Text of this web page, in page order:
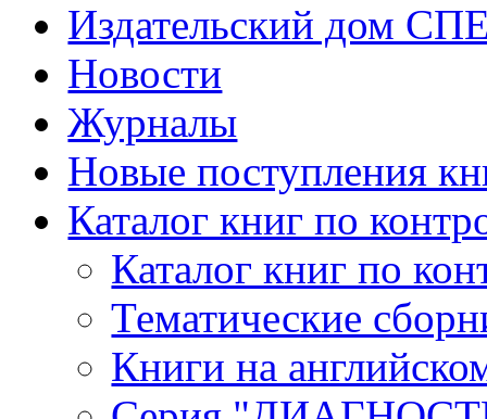
Издательский дом
Новости
Журналы
Новые поступления
Каталог книг по
Каталог книг по
Тематические
Книги на